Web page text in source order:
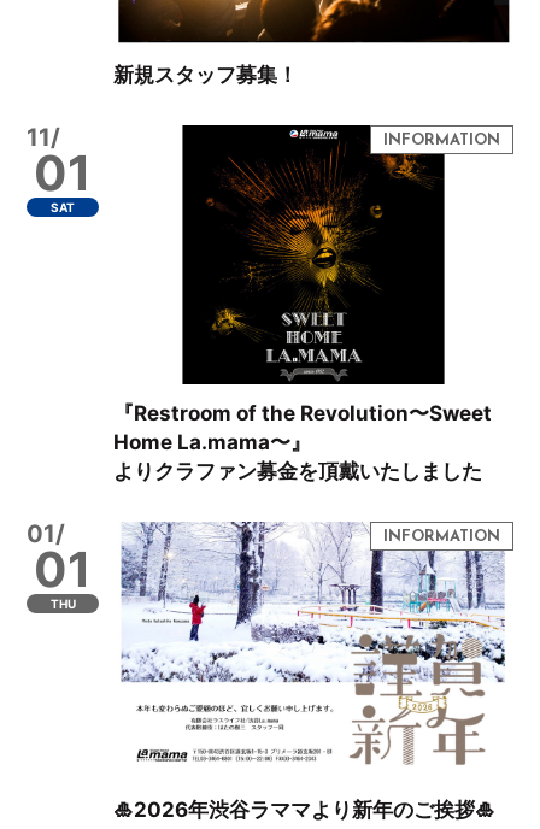
新規スタッフ募集！
11/
01
SAT
『Restroom of the Revolution〜Sweet
Home La.mama〜』
よりクラファン募金を頂戴いたしました
01/
01
THU
🎍2026年渋谷ラママより新年のご挨拶🎍